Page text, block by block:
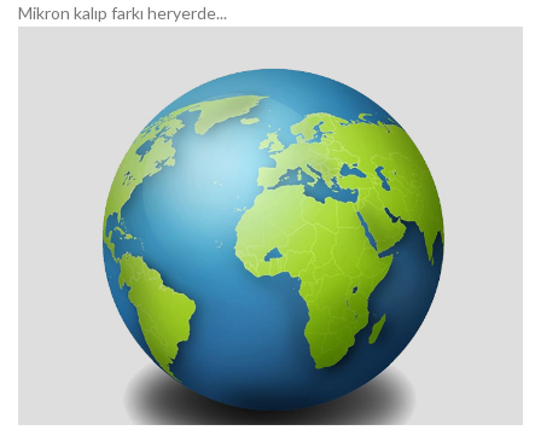
Mikron kalıp farkı heryerde...